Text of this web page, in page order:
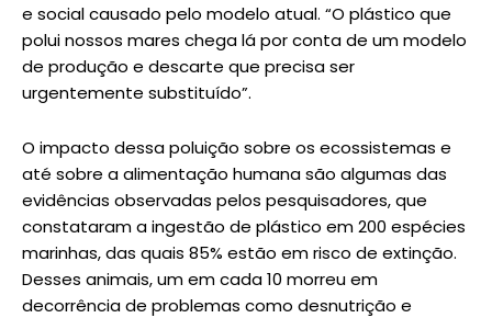
e social causado pelo modelo atual. “O plástico que
polui nossos mares chega lá por conta de um modelo
de produção e descarte que precisa ser
urgentemente substituído”.
O impacto dessa poluição sobre os ecossistemas e
até sobre a alimentação humana são algumas das
evidências observadas pelos pesquisadores, que
constataram a ingestão de plástico em 200 espécies
marinhas, das quais 85% estão em risco de extinção.
Desses animais, um em cada 10 morreu em
decorrência de problemas como desnutrição e